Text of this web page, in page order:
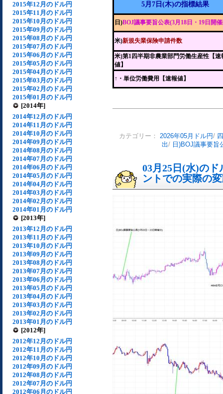
2015年12月のドル円
2015年11月のドル円
2015年10月のドル円
2015年09月のドル円
2015年08月のドル円
2015年07月のドル円
2015年06月のドル円
2015年05月のドル円
2015年04月のドル円
2015年03月のドル円
2015年02月のドル円
2015年01月のドル円
[2014年]
2014年12月のドル円
2014年11月のドル円
2014年10月のドル円
2014年09月のドル円
2014年08月のドル円
2014年07月のドル円
2014年06月のドル円
2014年05月のドル円
2014年04月のドル円
2014年03月のドル円
2014年02月のドル円
2014年01月のドル円
[2013年]
2013年12月のドル円
2013年11月のドル円
2013年10月のドル円
2013年09月のドル円
2013年08月のドル円
2013年07月のドル円
2013年06月のドル円
2013年05月のドル円
2013年04月のドル円
2013年03月のドル円
2013年02月のドル円
2013年01月のドル円
[2012年]
2012年12月のドル円
2012年11月のドル円
2012年10月のドル円
2012年09月のドル円
2012年08月のドル円
2012年07月のドル円
2012年06月のドル円
5月7日(木)の指標結果
日)BOJ議事要旨公表(3月18日・19日開
米)新規失業保険申請件数
米)第1四半期非農業部門労働生産性【速
値】
↑・単位労働費用【速報値】
カテゴリー： 2026年05月ドル円/
出/ 日)BOJ議事要旨
03月25日(水)の
ントでの実際の